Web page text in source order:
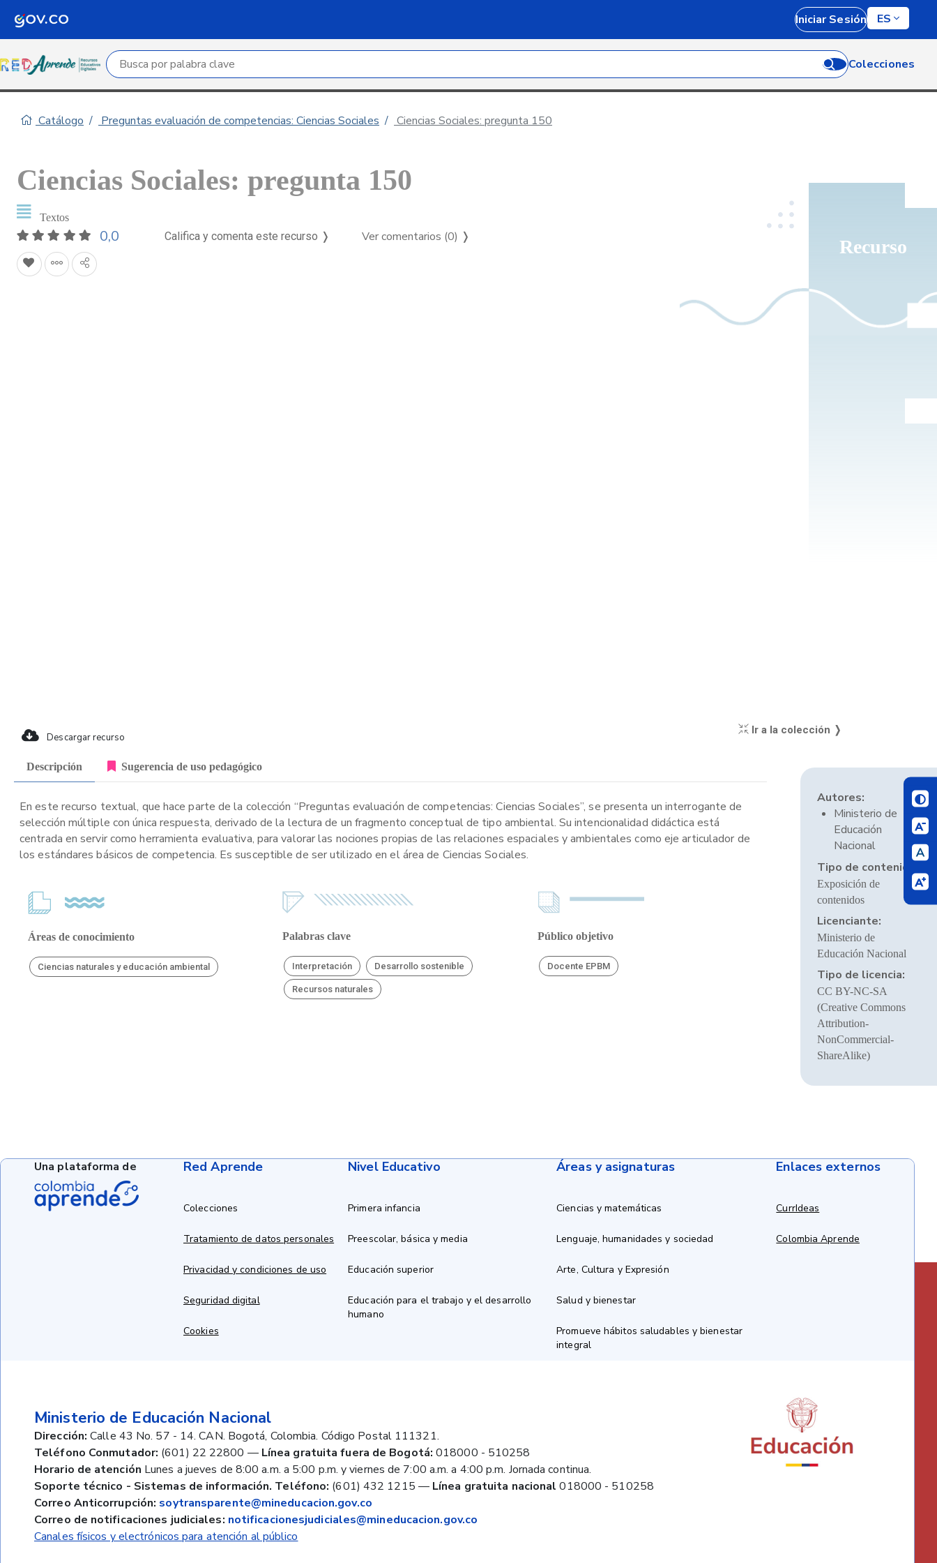
Iniciar Sesión ES
Campo de búsqueda por palabra clave Colecciones
Catálogo Preguntas evaluación de competencias: Ciencias Sociales Ciencias Sociales: pregunta 150
Recurso
Ciencias Sociales: pregunta 150
Textos
0,0 Califica y comenta este recurso ❭ Ver comentarios (0) ❭
Descargar recurso
Ir a la colección ❭
Descripción Sugerencia de uso pedagógico
En este recurso textual, que hace parte de la colección “Preguntas evaluación de competencias: Ciencias Sociales”, se presenta un interrogante de
selección múltiple con única respuesta, derivado de la lectura de un fragmento conceptual de tipo ambiental. Su intencionalidad didáctica está
centrada en servir como herramienta evaluativa, para valorar las nociones propias de las relaciones espaciales y ambientales como eje articulador de
los estándares básicos de competencia. Es susceptible de ser utilizado en el área de Ciencias Sociales.
Áreas de conocimiento
Ciencias naturales y educación ambiental
Palabras clave
Interpretación Desarrollo sostenible
Recursos naturales
Público objetivo
Docente EPBM
Autores:
Ministerio de
Educación
Nacional
Tipo de contenido:
Exposición de
contenidos
Licenciante:
Ministerio de
Educación Nacional
Tipo de licencia:
CC BY-NC-SA
(Creative Commons
Attribution-
NonCommercial-
ShareAlike)
Red Aprende
Colecciones
Tratamiento de datos personales
Privacidad y condiciones de uso
Seguridad digital
Cookies
Nivel Educativo
Primera infancia
Preescolar, básica y media
Educación superior
Educación para el trabajo y el desarrollo
humano
Áreas y asignaturas
Ciencias y matemáticas
Lenguaje, humanidades y sociedad
Arte, Cultura y Expresión
Salud y bienestar
Promueve hábitos saludables y bienestar
integral
Enlaces externos
CurrIdeas
Colombia Aprende
Ministerio de Educación Nacional
Dirección: Calle 43 No. 57 - 14. CAN. Bogotá, Colombia. Código Postal 111321.
Teléfono Conmutador: (601) 22 22800 — Línea gratuita fuera de Bogotá: 018000 - 510258
Horario de atención Lunes a jueves de 8:00 a.m. a 5:00 p.m. y viernes de 7:00 a.m. a 4:00 p.m. Jornada continua.
Soporte técnico - Sistemas de información. Teléfono: (601) 432 1215 — Línea gratuita nacional 018000 - 510258
Correo Anticorrupción: soytransparente@mineducacion.gov.co
Correo de notificaciones judiciales: notificacionesjudiciales@mineducacion.gov.co
Canales físicos y electrónicos para atención al público
Una plataforma de